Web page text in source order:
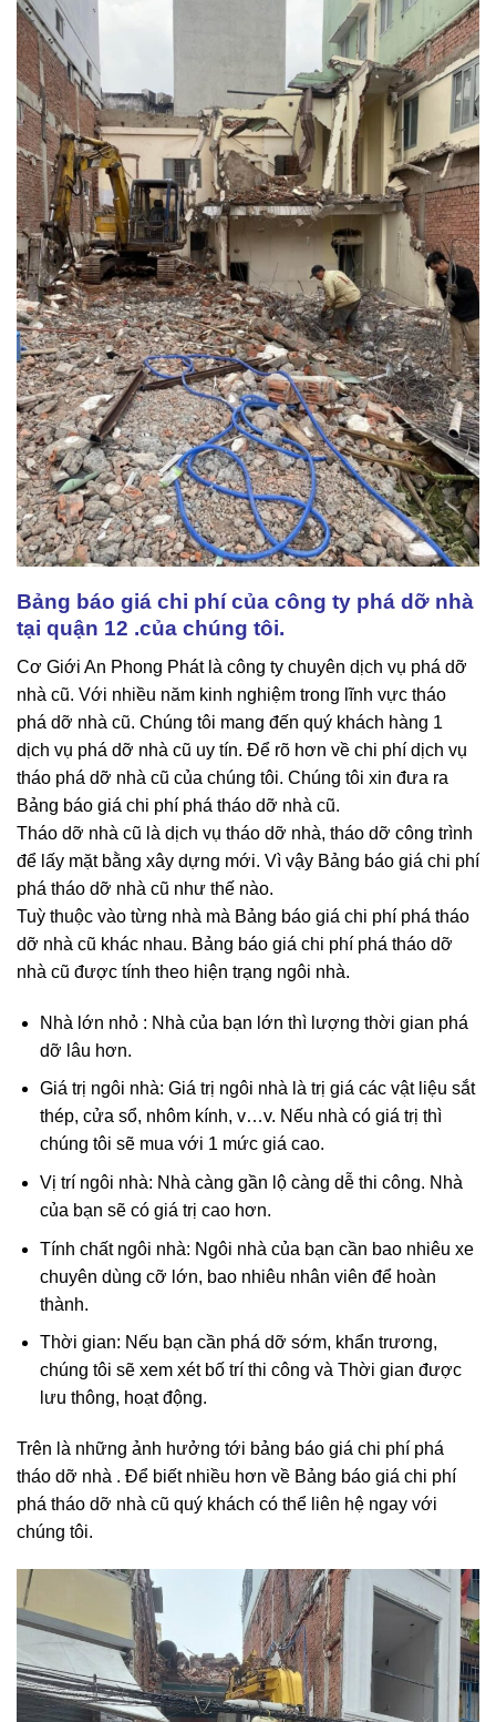
Bảng báo giá chi phí của công ty phá dỡ nhà
tại quận 12 .của chúng tôi.
Cơ Giới An Phong Phát là công ty chuyên dịch vụ phá dỡ
nhà cũ. Với nhiều năm kinh nghiệm trong lĩnh vực tháo
phá dỡ nhà cũ. Chúng tôi mang đến quý khách hàng 1
dịch vụ phá dỡ nhà cũ uy tín. Để rõ hơn về chi phí dịch vụ
tháo phá dỡ nhà cũ của chúng tôi. Chúng tôi xin đưa ra
Bảng báo giá chi phí phá tháo dỡ nhà cũ.
Tháo dỡ nhà cũ là dịch vụ tháo dỡ nhà, tháo dỡ công trình
để lấy mặt bằng xây dựng mới. Vì vậy Bảng báo giá chi phí
phá tháo dỡ nhà cũ như thế nào.
Tuỳ thuộc vào từng nhà mà Bảng báo giá chi phí phá tháo
dỡ nhà cũ khác nhau. Bảng báo giá chi phí phá tháo dỡ
nhà cũ được tính theo hiện trạng ngôi nhà.
Nhà lớn nhỏ : Nhà của bạn lớn thì lượng thời gian phá
dỡ lâu hơn.
Giá trị ngôi nhà: Giá trị ngôi nhà là trị giá các vật liệu sắt
thép, cửa sổ, nhôm kính, v…v. Nếu nhà có giá trị thì
chúng tôi sẽ mua với 1 mức giá cao.
Vị trí ngôi nhà: Nhà càng gần lộ càng dễ thi công. Nhà
của bạn sẽ có giá trị cao hơn.
Tính chất ngôi nhà: Ngôi nhà của bạn cần bao nhiêu xe
chuyên dùng cỡ lớn, bao nhiêu nhân viên để hoàn
thành.
Thời gian: Nếu bạn cần phá dỡ sớm, khẩn trương,
chúng tôi sẽ xem xét bố trí thi công và Thời gian được
lưu thông, hoạt động.
Trên là những ảnh hưởng tới bảng báo giá chi phí phá
tháo dỡ nhà . Để biết nhiều hơn về Bảng báo giá chi phí
phá tháo dỡ nhà cũ quý khách có thể liên hệ ngay với
chúng tôi.